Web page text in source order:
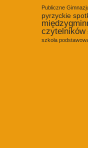
Publiczne
pyrzyckie
czytelników
szkoła